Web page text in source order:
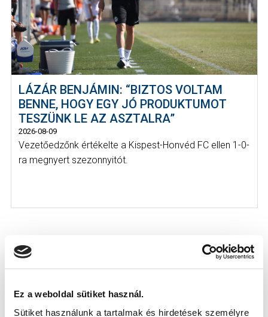
Ez a weboldal sütiket használ.
Sütiket használunk a tartalmak és hirdetések személyre
LÁZÁR BENJÁMIN: “BIZTOS VOLTAM
BENNE, HOGY EGY JÓ PRODUKTUMOT
TESZÜNK LE AZ ASZTALRA”
2026-08-09
Vezetőedzőnk értékelte a Kispest-Honvéd FC ellen 1-0-
ra megnyert szezonnyitót.